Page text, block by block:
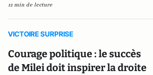
12 min de lecture
VICTOIRE SURPRISE
Courage politique : le succès
de Milei doit inspirer la droite